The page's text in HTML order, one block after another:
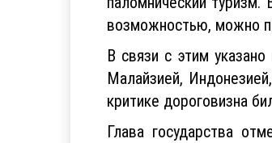
сфере до 370
паломнический туризм.
возможностью, можно
В связи с этим
Малайзией,
критике дороговизна